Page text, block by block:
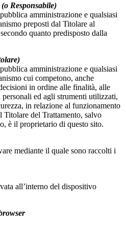
Responsabile)
amministrazione e qualsiasi
preposti dal Titolare al
quanto predisposto dalla
amministrazione e qualsiasi
cui competono, anche
in ordine alle finalità, alle
ed agli strumenti utilizzati,
in relazione al funzionamento
del Trattamento, salvo
è il proprietario di questo sito.
mediante il quale sono raccolti i
all’interno del dispositivo